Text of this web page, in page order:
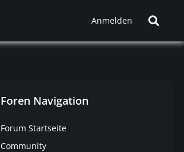
Anmelden
Foren Navigation
Forum Startseite
Community